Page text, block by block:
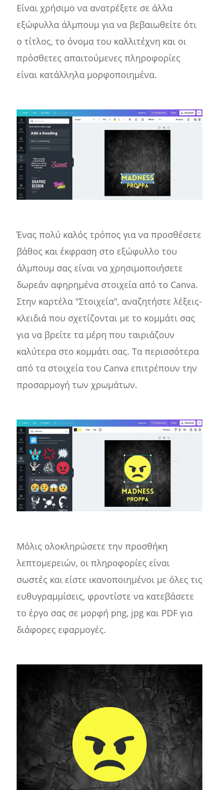
Είναι χρήσιμο να ανατρέξετε σε άλλα
εξώφυλλα άλμπουμ για να βεβαιωθείτε ότι
ο τίτλος, το όνομα του καλλιτέχνη και οι
πρόσθετες απαιτούμενες πληροφορίες
είναι κατάλληλα μορφοποιημένα.
Ένας πολύ καλός τρόπος για να προσθέσετε
βάθος και έκφραση στο εξώφυλλο του
άλμπουμ σας είναι να χρησιμοποιήσετε
δωρεάν αφηρημένα στοιχεία από το Canva.
Στην καρτέλα "Στοιχεία", αναζητήστε λέξεις-
κλειδιά που σχετίζονται με το κομμάτι σας
για να βρείτε τα μέρη που ταιριάζουν
καλύτερα στο κομμάτι σας. Τα περισσότερα
από τα στοιχεία του Canva επιτρέπουν την
προσαρμογή των χρωμάτων.
Μόλις ολοκληρώσετε την προσθήκη
λεπτομερειών, οι πληροφορίες είναι
σωστές και είστε ικανοποιημένοι με όλες τις
ευθυγραμμίσεις, φροντίστε να κατεβάσετε
το έργο σας σε μορφή png, jpg και PDF για
διάφορες εφαρμογές.